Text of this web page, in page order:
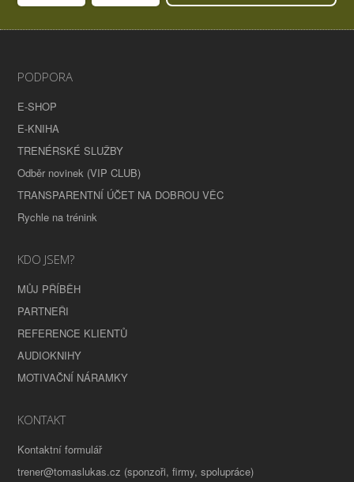
PODPORA
E-SHOP
E-KNIHA
TRENÉRSKÉ SLUŽBY
Odběr novinek (VIP CLUB)
TRANSPARENTNÍ ÚČET NA DOBROU VĚC
Rychle na trénink
KDO JSEM?
MŮJ PŘÍBĚH
PARTNEŘI
REFERENCE KLIENTŮ
AUDIOKNIHY
MOTIVAČNÍ NÁRAMKY
KONTAKT
Kontaktní formulář
trener@tomaslukas.cz (sponzoři, firmy, spolupráce)